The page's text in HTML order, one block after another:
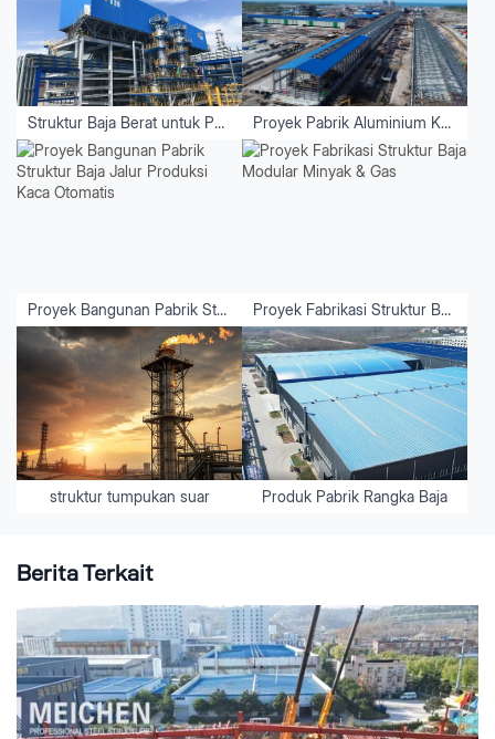
Struktur Baja Berat untuk Peralatan Proyek Pabrik Aluminium Kalimantan Utara - Indonesia
Proyek Bangunan Pabrik Struktur Baja Jalur Produksi Kaca Otomatis Proyek Fabrikasi Struktur Baja Modular Minyak & Gas
struktur tumpukan suar Produk Pabrik Rangka Baja
Berita Terkait